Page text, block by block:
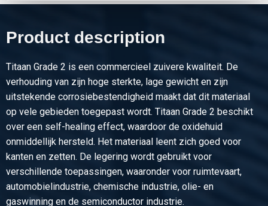
Product description
Titaan Grade 2 is een commercieel zuivere kwaliteit. De
verhouding van zijn hoge sterkte, lage gewicht en zijn
uitstekende corrosiebestendigheid maakt dat dit materiaal
op vele gebieden toegepast wordt. Titaan Grade 2 beschikt
over een self-healing effect, waardoor de oxidehuid
onmiddellijk hersteld. Het materiaal leent zich goed voor
kanten en zetten. De legering wordt gebruikt voor
verschillende toepassingen, waaronder voor ruimtevaart,
automobielindustrie, chemische industrie, olie- en
gaswinning en de semiconductor industrie.